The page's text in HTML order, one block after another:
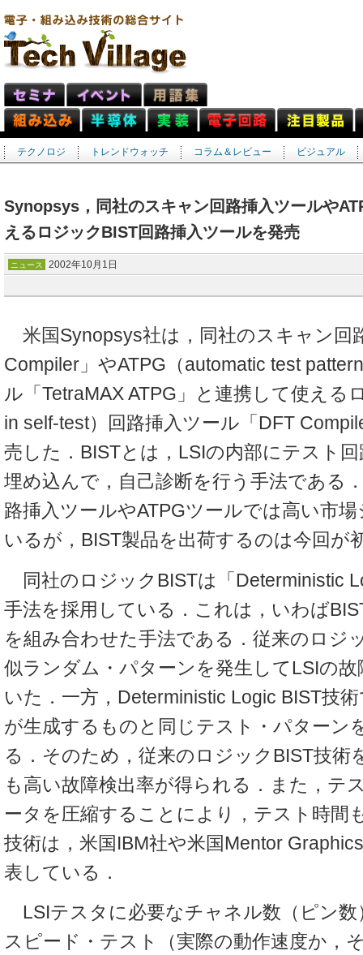
テクノロジ トレンドウォッチ コラム＆レビュー ビジュアル
Synopsys，同社のスキャン回路挿入ツールや
えるロジックBIST回路挿入ツールを発売
ニュース 2002年10月1日
米国Synopsys社は，同社のスキャン回
Compiler」やATPG（automatic test
ル「TetraMAX ATPG」と連携して使える
in self-test）回路挿入ツール「DFT
売した．BISTとは，LSIの内部にテスト
埋め込んで，自己診断を行う手法である
路挿入ツールやATPGツールでは高い市
いるが，BIST製品を出荷するのは今回が
同社のロジックBISTは「Deterministic
手法を採用している．これは，いわば
を組み合わせた手法である．従来のロジ
似ランダム・パターンを発生してLSIの
いた．一方，Deterministic Logic BIST技
が生成するものと同じテスト・パターン
る．そのため，従来のロジックBIST技術
も高い故障検出率が得られる．また，テ
ータを圧縮することにより，テスト時間
技術は，米国IBM社や米国Mentor
表している．
LSIテスタに必要なチャネル数（ピン数
スピード・テスト（実際の動作速度か，